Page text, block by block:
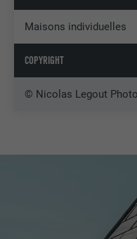
Maisons individuelles
COPYRIGHT
© Nicolas Legout